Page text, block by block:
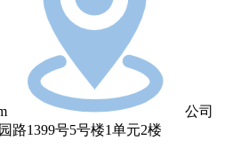
公司
路1399号5号楼1单元2楼